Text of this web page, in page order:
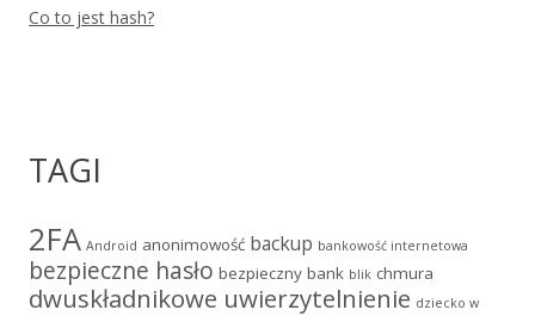
Co to jest hash?
TAGI
2FA Android anonimowość backup bankowość internetowa
bezpieczne hasło bezpieczny bank blik chmura
dwuskładnikowe uwierzytelnienie dziecko w